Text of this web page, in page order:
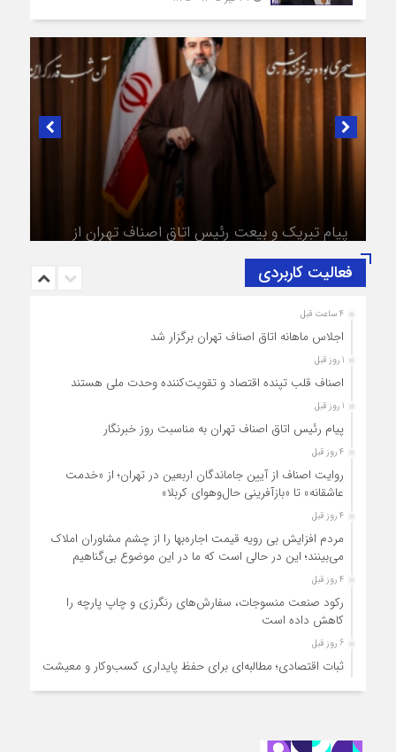
در لبیک به تصمیم سرنوشت‌ساز مجلس خبرگان رهبری؛
پیام تبریک و بیعت رئیس اتاق اصناف تهران از
طرف اصناف و بازاریان با مقام معظّم رهبری،
حضرت آیت‌الله سید مجتبی خامنه‌ای (حفظه‌الله)
فعالیت کاربردی
4 ساعت قبل
اجلاس ماهانه اتاق اصناف تهران برگزار شد
1 روز قبل
اصناف قلب تپنده اقتصاد و تقویت‌کننده وحدت ملی هستند
1 روز قبل
پیام رئیس اتاق اصناف تهران به مناسبت روز خبرنگار
4 روز قبل
روایت اصناف از آیین جاماندگان اربعین در تهران؛ از «خدمت
عاشقانه» تا «بازآفرینی حال‌وهوای کربلا»
4 روز قبل
مردم افزایش بی رویه قیمت اجاره‌بها را از چشم مشاوران املاک
می‌بینند؛ این در حالی است که ما در این موضوع بی‌گناهیم
4 روز قبل
رکود صنعت منسوجات، سفارش‌های رنگرزی و چاپ پارچه را
کاهش داده است
6 روز قبل
ثبات اقتصادی؛ مطالبه‌ای برای حفظ پایداری کسب‌وکار و معیشت
ضرورت امروز صنف